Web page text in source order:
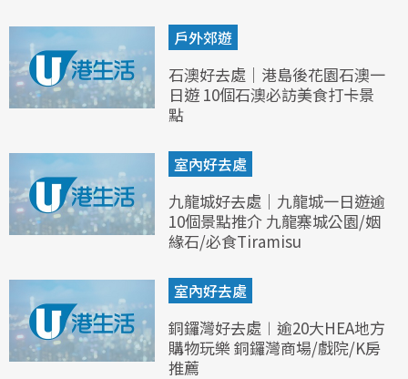
戶外郊遊
石澳好去處｜港島後花園石澳一
日遊 10個石澳必訪美食打卡景
點
室內好去處
九龍城好去處｜九龍城一日遊逾
10個景點推介 九龍寨城公園/姻
緣石/必食Tiramisu
室內好去處
銅鑼灣好去處︱逾20大HEA地方
購物玩樂 銅鑼灣商場/戲院/K房
推薦